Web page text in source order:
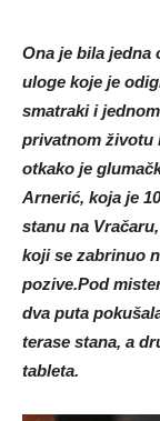
Ona je bila
uloge koje je
smatraki i
privatnom životu
otkako je
Arnerić, koja je
stanu na
koji se zabrinuo
pozive.Pod
dva puta
terase stana, a
tableta.